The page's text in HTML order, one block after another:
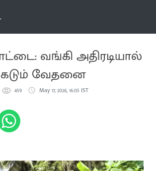
வங்கி அதிரடியால்
கடும் வேதனை
459 May 17, 2026, 16:05 IST